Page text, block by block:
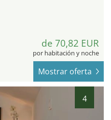
de 70,82 EUR
por habitación y noche
Mostrar oferta
4